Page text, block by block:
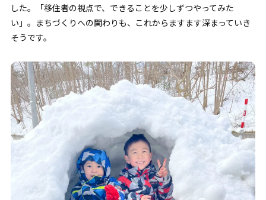
した。「移住者の視点で、できることを少しずつやってみた
い」。まちづくりへの関わりも、これからますます深まっていき
そうです。